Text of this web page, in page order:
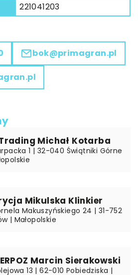
221041203
bok@primagran.pl
Michał Kotarba
1 | 32-040 Świątniki Górne
Mikulska Klinkier
Makuszyńskiego 24 | 31-752
| Małopolskie
Marcin Sierakowski
13 | 62-010 Pobiedziska |